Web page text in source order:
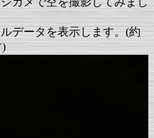
データを表示します。(約
)